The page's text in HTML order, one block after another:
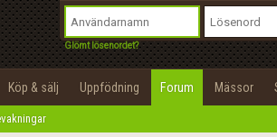
Glömt lösenordet?
Köp & sälj Uppfödning Forum Mässor
Tillbaka till förstasidan